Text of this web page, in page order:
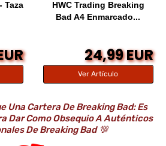
Taza
HWC Trading Breaking
Bad A4 Enmarcado...
24,99 EUR
Ver Artículo
Una Cartera De Breaking Bad: Es
Dar Como Obsequio A Auténticos
De Breaking Bad 💯